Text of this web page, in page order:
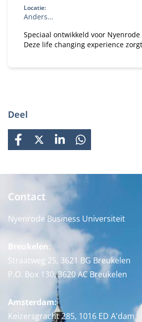
Locatie:
Anders...
Speciaal ontwikkeld voor
Deze life changing experience
Deel
FACEBOOK
X LINKEDINWHATSAPP
Contact
Nyenrode Business Universiteit
Breukelen:
Straatweg 25, 3621 BG Breukelen
P.O. Box 130, 3620 AC Breukelen
Amsterdam:
Keizersgracht 285, 1016 ED A'dam